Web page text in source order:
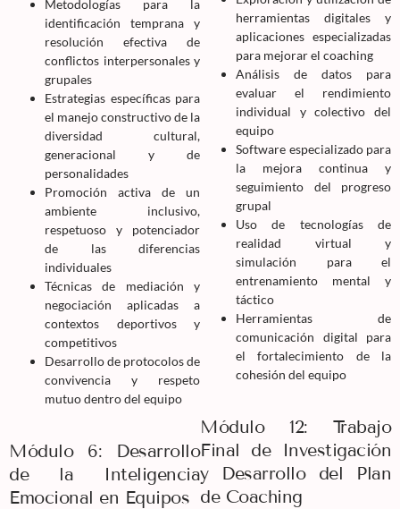
Metodologías para la
identificación temprana y
resolución efectiva de
conflictos interpersonales y
grupales
Estrategias específicas para
el manejo constructivo de la
diversidad cultural,
generacional y de
personalidades
Promoción activa de un
ambiente inclusivo,
respetuoso y potenciador
de las diferencias
individuales
Técnicas de mediación y
negociación aplicadas a
contextos deportivos y
competitivos
Desarrollo de protocolos de
convivencia y respeto
mutuo dentro del equipo
Módulo 6: Desarrollo
de la Inteligencia
Emocional en Equipos
herramientas digitales y
aplicaciones especializadas
para mejorar el coaching
Análisis de datos para
evaluar el rendimiento
individual y colectivo del
equipo
Software especializado para
la mejora continua y
seguimiento del progreso
grupal
Uso de tecnologías de
realidad virtual y
simulación para el
entrenamiento mental y
táctico
Herramientas de
comunicación digital para
el fortalecimiento de la
cohesión del equipo
Módulo 12: Trabajo
Final de Investigación
y Desarrollo del Plan
de Coaching